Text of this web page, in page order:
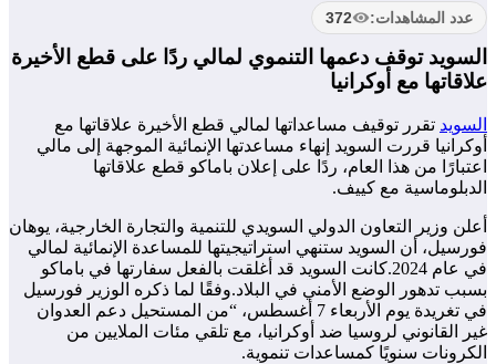
عدد المشاهدات: 372
السويد توقف دعمها التنموي لمالي ردًا على قطع الأخيرة
علاقاتها مع أوكرانيا
السويد تقرر توقيف مساعداتها لمالي قطع الأخيرة علاقاتها مع
أوكرانيا قررت السويد إنهاء مساعدتها الإنمائية الموجهة إلى مالي
اعتبارًا من هذا العام، ردًا على إعلان باماكو قطع علاقاتها
الدبلوماسية مع كييف.
أعلن وزير التعاون الدولي السويدي للتنمية والتجارة الخارجية، يوهان
فورسيل، أن السويد ستنهي استراتيجيتها للمساعدة الإنمائية لمالي
في عام 2024.كانت السويد قد أغلقت بالفعل سفارتها في باماكو
بسبب تدهور الوضع الأمني في البلاد.وفقًا لما ذكره الوزير فورسيل
في تغريدة يوم الأربعاء 7 أغسطس، “من المستحيل دعم العدوان
غير القانوني لروسيا ضد أوكرانيا، مع تلقي مئات الملايين من
الكرونات سنويًا كمساعدات تنموية.